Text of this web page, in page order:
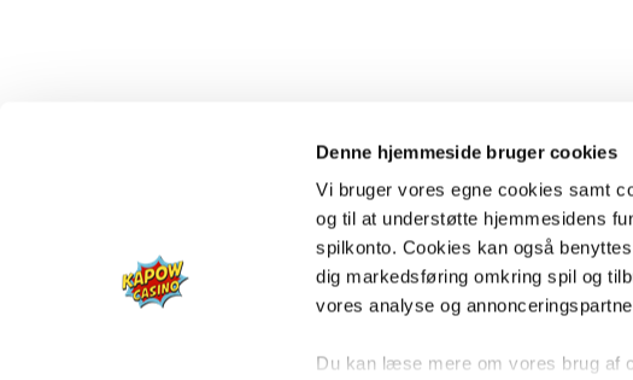
Denne hjemmeside bruger cookies
Vi bruger vores egne cookies samt
og til at understøtte hjemmesidens
spilkonto. Cookies kan også
dig markedsføring omkring spil og
vores analyse og
Du kan læse mere om vores brug af